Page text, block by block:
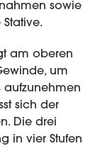
sowie
am oberen
um
aufzunehmen
sich der
Die drei
in vier Stufen